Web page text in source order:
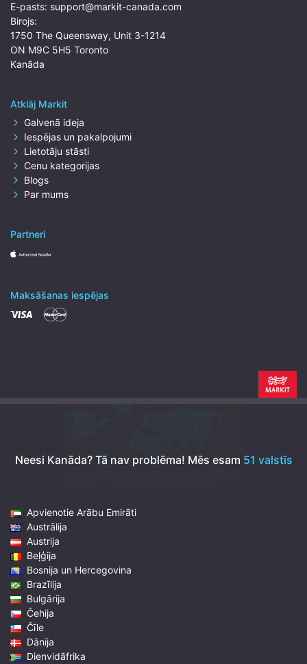
E-pasts: support@markit-canada.com
Birojs:
1750 The Queensway, Unit 3-1214
ON M9C 5H5 Toronto
Kanāda
Atklāj Markit
Galvenā ideja
Iespējas un pakalpojumi
Lietotāju stāsti
Cenu kategorijas
Blogs
Par mums
Partneri
Maksāšanas iespējas
Neesi Kanāda? Tā nav problēma! Mēs esam 51 valstīs
Apvienotie Arābu Emirāti
Austrālija
Austrija
Beļģija
Bosnija un Hercegovina
Brazīlija
Bulgārija
Čehija
Čīle
Dānija
Dienvidāfrika